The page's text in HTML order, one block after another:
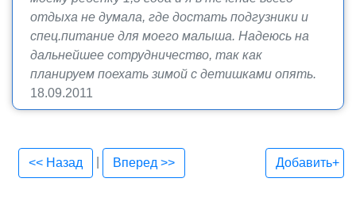
отдыха не думала, где достать подгузники и
спец.питание для моего малыша. Надеюсь на
дальнейшее сотрудничество, так как
планируем поехать зимой с детишками опять.
18.09.2011
<< Назад Вперед >> Добавить+